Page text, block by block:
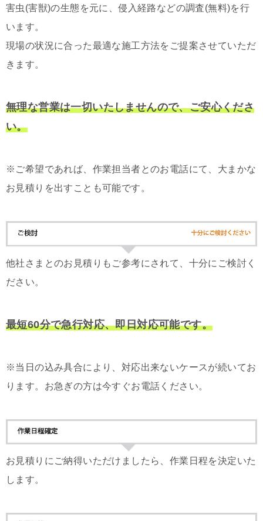
害虫(害獣)の生態を元に、侵入経路などの調査(無料)を行
います。
現場の状況に合った最適な施工方法をご提案させていただ
きます。
無理な営業は一切いたしませんので、ご安心くださ
い。
※ご希望であれば、作業担当者とのお電話にて、大まかな
お見積りを出すことも可能です。
他社さまとのお見積りもご参考にされて、十分にご検討く
ださい。
最短60分で急行対応、即日対応可能です。
※当日の込み具合により、対応出来ないケースが続いてお
ります。お急ぎの方は今すぐお電話ください。
お見積りにご納得いただけましたら、作業日程を決定いた
します。